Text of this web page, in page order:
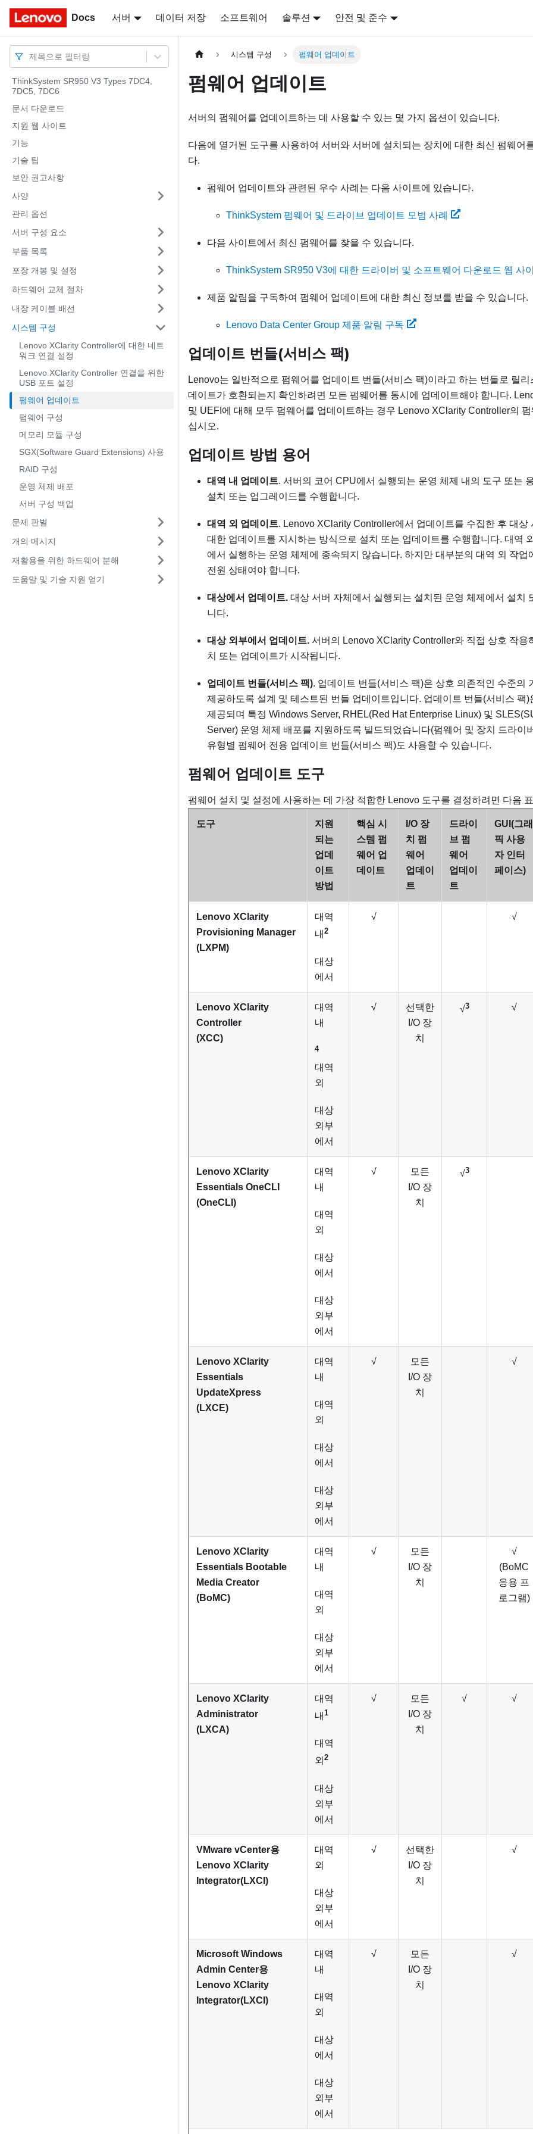
Docs 서버 데이터 저장 소프트웨어 솔루션 안전 및 준수
Docs
제목으로 필터링
ThinkSystem SR950 V3 Types 7DC4,
7DC5, 7DC6
문서 다운로드
지원 웹 사이트
기능
기술 팁
보안 권고사항
사양
관리 옵션
서버 구성 요소
부품 목록
포장 개봉 및 설정
하드웨어 교체 절차
내장 케이블 배선
시스템 구성
Lenovo XClarity Controller에 대한 네트
워크 연결 설정
Lenovo XClarity Controller 연결을 위한
USB 포트 설정
펌웨어 업데이트
펌웨어 구성
메모리 모듈 구성
SGX(Software Guard Extensions) 사용
RAID 구성
운영 체제 배포
서버 구성 백업
문제 판별
개의 메시지
재활용을 위한 하드웨어 분해
도움말 및 기술 지원 얻기
시스템 구성 펌웨어 업데이트
펌웨어 업데이트
서버의 펌웨어를 업데이트하는 데 사용할 수 있는 몇 가지 옵션이 있습니다.
다음에 열거된 도구를 사용하여 서버와 서버에 설치되는 장치에 대한 최신 펌웨어
다.
펌웨어 업데이트와 관련된 우수 사례는 다음 사이트에 있습니다.
ThinkSystem 펌웨어 및 드라이브 업데이트 모범 사례
다음 사이트에서 최신 펌웨어를 찾을 수 있습니다.
ThinkSystem SR950 V3에 대한 드라이버 및 소프트웨어 다운로드 웹 사
제품 알림을 구독하여 펌웨어 업데이트에 대한 최신 정보를 받을 수 있습니다.
Lenovo Data Center Group 제품 알림 구독
업데이트 번들(서비스 팩)
Lenovo는 일반적으로 펌웨어를 업데이트 번들(서비스 팩)이라고 하는 번들로 릴
데이트가 호환되는지 확인하려면 모든 펌웨어를 동시에 업데이트해야 합니다.
및 UEFI에 대해 모두 펌웨어를 업데이트하는 경우 Lenovo XClarity Controller의
십시오.
업데이트 방법 용어
대역 내 업데이트. 서버의 코어 CPU에서 실행되는 운영 체제 내의 도구 또는
설치 또는 업그레이드를 수행합니다.
대역 외 업데이트. Lenovo XClarity Controller에서 업데이트를 수집한 후 대상
대한 업데이트를 지시하는 방식으로 설치 또는 업데이트를 수행합니다. 대역
에서 실행하는 운영 체제에 종속되지 않습니다. 하지만 대부분의 대역 외 작업
전원 상태여야 합니다.
대상에서 업데이트. 대상 서버 자체에서 실행되는 설치된 운영 체제에서 설치
니다.
대상 외부에서 업데이트. 서버의 Lenovo XClarity Controller와 직접 상호 작용
치 또는 업데이트가 시작됩니다.
업데이트 번들(서비스 팩). 업데이트 번들(서비스 팩)은 상호 의존적인 수준의
제공하도록 설계 및 테스트된 번들 업데이트입니다. 업데이트 번들(서비스 팩
제공되며 특정 Windows Server, RHEL(Red Hat Enterprise Linux) 및
Server) 운영 체제 배포를 지원하도록 빌드되었습니다(펌웨어 및 장치 드라이
유형별 펌웨어 전용 업데이트 번들(서비스 팩)도 사용할 수 있습니다.
펌웨어 업데이트 도구
펌웨어 설치 및 설정에 사용하는 데 가장 적합한 Lenovo 도구를 결정하려면 다음
도구
지원
되는
업데
이트
방법
핵심 시
스템 펌
웨어 업
데이트
I/O 장
치 펌
웨어
업데이
트
드라이
브 펌
웨어
업데이
트
GUI(그래
픽 사용
자 인터
페이스)
Lenovo XClarity
Provisioning Manager
(LXPM)
대역
내 2
대상
에서
√ √
Lenovo XClarity
Controller
(XCC)
대역
내
4
대역
외
대상
외부
에서
√
선택한
I/O 장
치
√3 √
Lenovo XClarity
Essentials OneCLI
(OneCLI)
대역
내
대역
외
대상
에서
대상
외부
에서
√
모든
I/O 장
치
√3
Lenovo XClarity
Essentials
UpdateXpress
(LXCE)
대역
내
대역
외
대상
에서
대상
외부
에서
√
모든
I/O 장
치
√
Lenovo XClarity
Essentials Bootable
Media Creator
(BoMC)
대역
내
대역
외
대상
외부
에서
√
모든
I/O 장
치
√
(BoMC
응용 프
로그램)
Lenovo XClarity
Administrator
(LXCA)
대역
내 1
대역
외 2
대상
외부
에서
√
모든
I/O 장
치
√ √
VMware vCenter용
Lenovo XClarity
Integrator(LXCI)
대역
외
대상
외부
에서
√
선택한
I/O 장
치
√
Microsoft Windows
Admin Center용
Lenovo XClarity
Integrator(LXCI)
대역
내
대역
외
대상
에서
대상
외부
에서
√
모든
I/O 장
치
√